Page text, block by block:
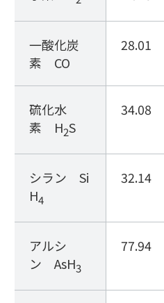
一酸化炭
素 CO
28.01
硫化水
素 H2S
34.08
シラン Si
H4
32.14
アルシ
ン AsH3
77.94